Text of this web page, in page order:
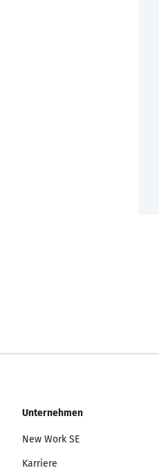
Unternehmen
New Work SE
Karriere